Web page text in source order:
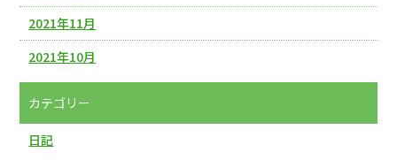
2021年11月
2021年10月
カテゴリー
日記